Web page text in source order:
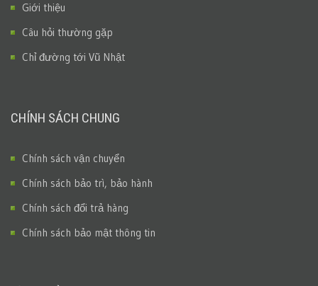
Giới thiệu
Câu hỏi thường gặp
Chỉ đường tới Vũ Nhật
CHÍNH SÁCH CHUNG
Chính sách vận chuyển
Chính sách bảo trì, bảo hành
Chính sách đổi trả hàng
Chính sách bảo mật thông tin